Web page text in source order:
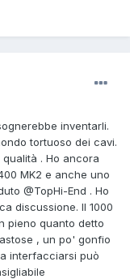
inventarli.
tortuoso dei cavi.
. Ho ancora
MK2 e anche uno
@TopHi-End . Ho
discussione. Il 1000
pieno quanto detto
, un po' gonfio
interfacciarsi può